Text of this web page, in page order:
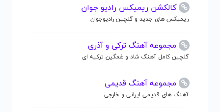
کالکشن ریمیکس رادیو جوان
ریمیکس های جدید و گلچین رادیوجوان
مجموعه آهنگ ترکی و آذری
گلچین کامل آهنگ شاد و غمگین ترکیه ای
مجموعه آهنگ قدیمی
آهنگ های قدیمی ایرانی و خارجی